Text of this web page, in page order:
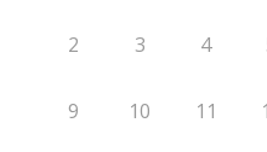
2 3 4
9 10 11